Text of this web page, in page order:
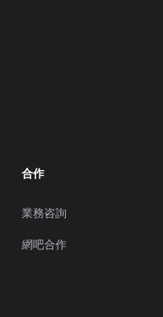
合作
業務咨詢
網吧合作